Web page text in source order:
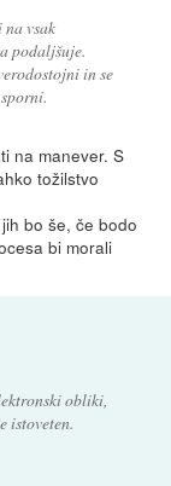
vsak
podaljšuje.
in se
na manever. S
tožilstvo
bo še, če bodo
bi morali
obliki,
istoveten.